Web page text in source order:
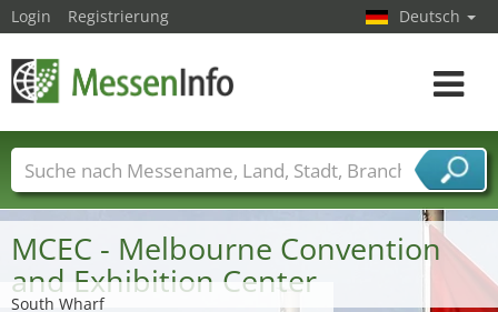
MCEC - Melbourne Convention
and Exhibition Center
South Wharf
Login Registrierung Deutsch
Toggle
Messenamen Länder Städte
Branchen
Dienstleisterbranchen